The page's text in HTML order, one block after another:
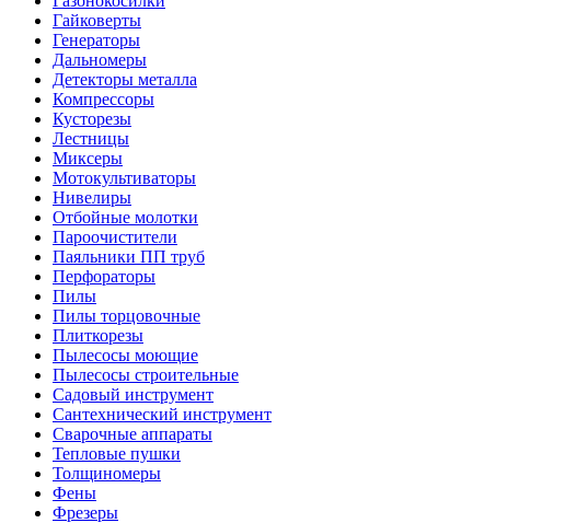
Гайковерты
Генераторы
Дальномеры
Детекторы металла
Компрессоры
Кусторезы
Лестницы
Миксеры
Мотокультиваторы
Нивелиры
Отбойные молотки
Пароочистители
Паяльники ПП труб
Перфораторы
Пилы
Пилы торцовочные
Плиткорезы
Пылесосы моющие
Пылесосы строительные
Садовый инструмент
Сантехнический инструмент
Сварочные аппараты
Тепловые пушки
Толщиномеры
Фены
Фрезеры